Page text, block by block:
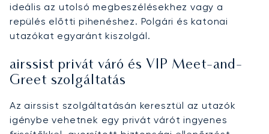
ideális az utolsó megbeszélésekhez vagy a
repülés előtti pihenéshez. Polgári és katonai
utazókat egyaránt kiszolgál.
airssist privát váró és VIP Meet-and-
Greet szolgáltatás
Az airssist szolgáltatásán keresztül az utazók
igénybe vehetnek egy privát várót ingyenes